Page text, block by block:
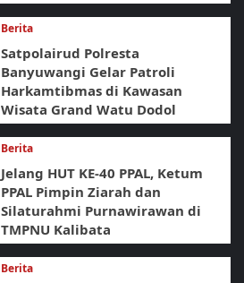
Berita
Satpolairud Polresta
Banyuwangi Gelar Patroli
Harkamtibmas di Kawasan
Wisata Grand Watu Dodol
Berita
Jelang HUT KE-40 PPAL, Ketum
PPAL Pimpin Ziarah dan
Silaturahmi Purnawirawan di
TMPNU Kalibata
Berita